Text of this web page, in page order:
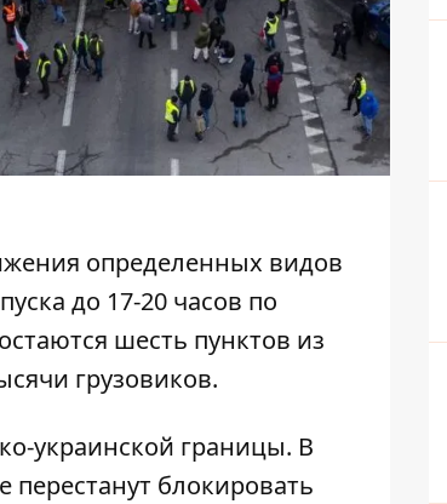
определенных видов
до 17-20 часов по
шесть пунктов из
грузовиков.
украинской границы. В
блокировать